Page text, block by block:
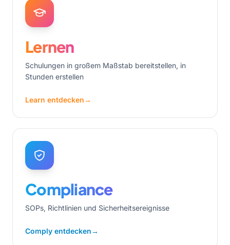
Lernen
Schulungen in großem Maßstab bereitstellen, in
Stunden erstellen
Learn entdecken→
Compliance
SOPs, Richtlinien und Sicherheitsereignisse
Comply entdecken→